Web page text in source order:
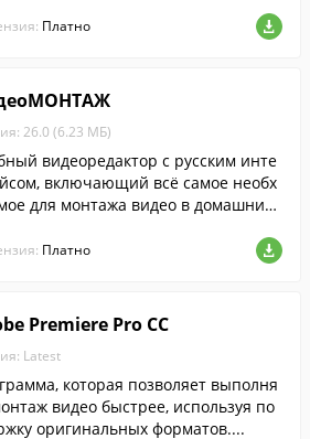
Платно
26.0 (6.23 МБ)
видеоредактор с русским инте
включающий всё самое необх
для монтажа видео в домашних
титров, заставок и даже фоновой
Платно
Premiere Pro CC
Latest
которая позволяет выполня
видео быстрее, используя по
оригинальных форматов....